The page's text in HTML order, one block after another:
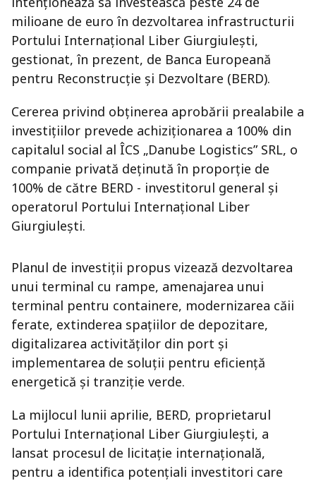
milioane de euro în dezvoltarea infrastructurii
Portului Internațional Liber Giurgiulești,
gestionat, în prezent, de Banca Europeană
pentru Reconstrucție și Dezvoltare (BERD).
Cererea privind obținerea aprobării prealabile a
investițiilor prevede achiziționarea a 100% din
capitalul social al ÎCS „Danube Logistics” SRL, o
companie privată deținută în proporție de
100% de către BERD - investitorul general și
operatorul Portului Internațional Liber
Giurgiulești.
Planul de investiții propus vizează dezvoltarea
unui terminal cu rampe, amenajarea unui
terminal pentru containere, modernizarea căii
ferate, extinderea spațiilor de depozitare,
digitalizarea activităților din port și
implementarea de soluții pentru eficiență
energetică și tranziție verde.
La mijlocul lunii aprilie, BERD, proprietarul
Portului Internațional Liber Giurgiulești, a
lansat procesul de licitație internațională,
pentru a identifica potențiali investitori care